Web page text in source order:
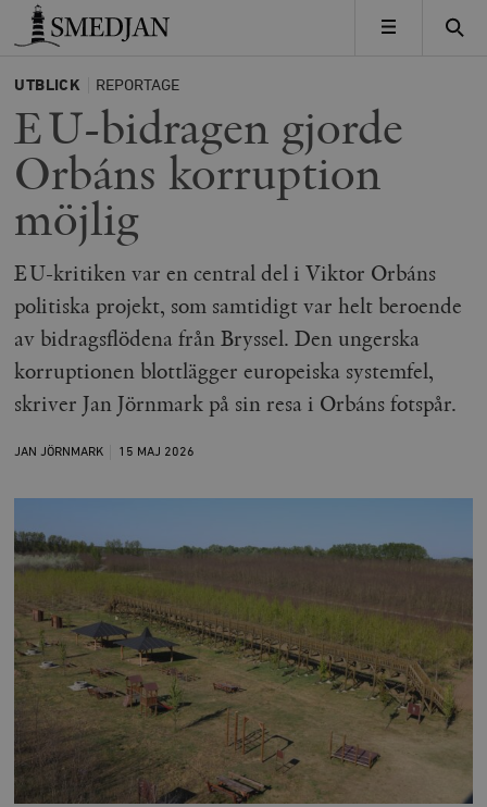
Timbro
MENY
UTBLICK REPORTAGE
EU-bidragen gjorde
Orbáns korruption
möjlig
EU-kritiken var en central del i Viktor Orbáns
politiska projekt, som samtidigt var helt beroende
av bidragsflödena från Bryssel. Den ungerska
korruptionen blottlägger europeiska systemfel,
skriver Jan Jörnmark på sin resa i Orbáns fotspår.
JAN JÖRNMARK 15 MAJ 2026